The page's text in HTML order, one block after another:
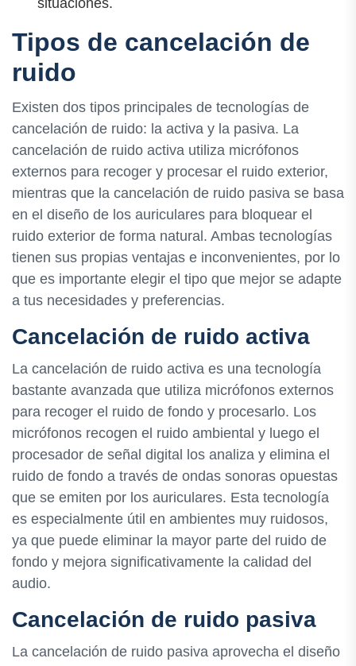
situaciones.
Tipos de cancelación de
ruido
Existen dos tipos principales de tecnologías de
cancelación de ruido: la activa y la pasiva. La
cancelación de ruido activa utiliza micrófonos
externos para recoger y procesar el ruido exterior,
mientras que la cancelación de ruido pasiva se basa
en el diseño de los auriculares para bloquear el
ruido exterior de forma natural. Ambas tecnologías
tienen sus propias ventajas e inconvenientes, por lo
que es importante elegir el tipo que mejor se adapte
a tus necesidades y preferencias.
Cancelación de ruido activa
La cancelación de ruido activa es una tecnología
bastante avanzada que utiliza micrófonos externos
para recoger el ruido de fondo y procesarlo. Los
micrófonos recogen el ruido ambiental y luego el
procesador de señal digital los analiza y elimina el
ruido de fondo a través de ondas sonoras opuestas
que se emiten por los auriculares. Esta tecnología
es especialmente útil en ambientes muy ruidosos,
ya que puede eliminar la mayor parte del ruido de
fondo y mejora significativamente la calidad del
audio.
Cancelación de ruido pasiva
La cancelación de ruido pasiva aprovecha el diseño